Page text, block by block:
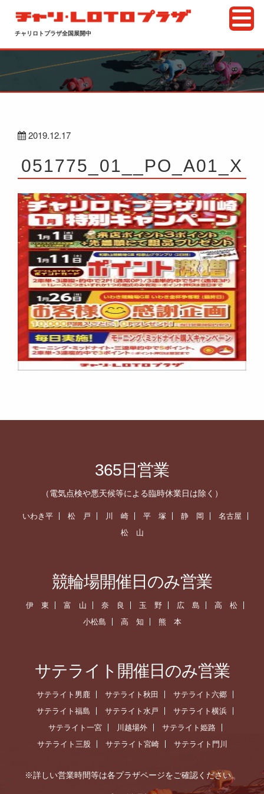
チャリロトプラザ全国展開中
2019.12.17
051775_01__PO_A01_X
365日営業
（電気点検や悪天候等による臨時休業日は除く）
いわき平 松 戸 川 崎 平 塚 静 岡
名古屋
松 山
競輪場開催日のみ営業
伊 東 富 山 奈 良 玉 野 広 島
高 松
小松島
高 知 熊 本
サテライト開催日のみ営業
サテライト男鹿 サテライト秋田
サテライト六郷
サテライト福島
サテライト水戸
サテライト横浜
サテライト一宮
川越場外
サテライト姫路
サテライト三股
サテライト宮崎 サテライト門川
※詳しい営業時間等は各プラザページをご確認ください。